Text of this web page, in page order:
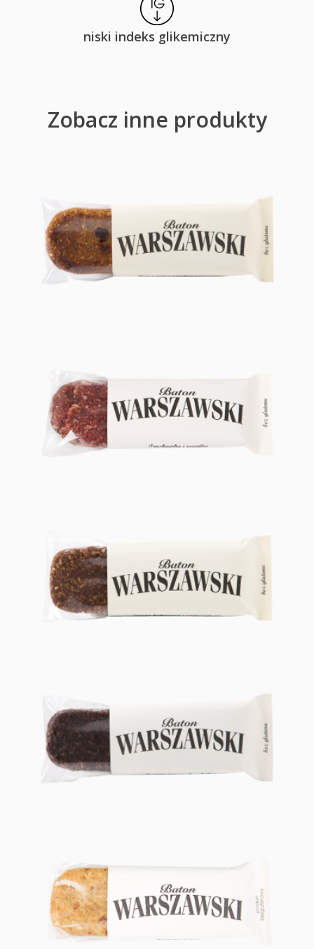
niski indeks glikemiczny
Zobacz inne produkty
GRYCZANY Z SEZAMEM I GOJI
ZIARNO KAKAOWCA I POMARAŃCZA
CZARNA PORZECZKA I KOKOS